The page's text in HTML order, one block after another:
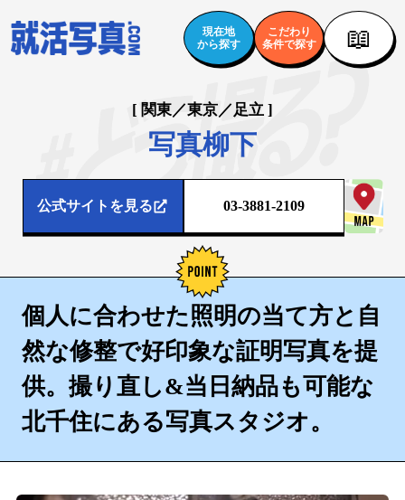
現在地
から探す
こだわり
条件で探す
📖
[ 関東／東京／足立 ]
写真柳下
公式サイトを見る 03-3881-2109
個人に合わせた照明の当て方と自
然な修整で好印象な証明写真を提
供。撮り直し&当日納品も可能な
北千住にある写真スタジオ。